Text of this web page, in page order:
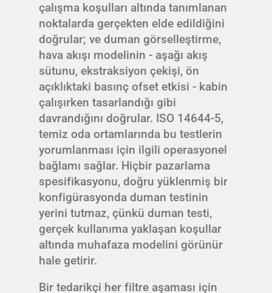
çalışma koşulları altında tanımlanan
noktalarda gerçekten elde edildiğini
doğrular; ve duman görselleştirme,
hava akışı modelinin - aşağı akış
sütunu, ekstraksiyon çekişi, ön
açıklıktaki basınç ofset etkisi - kabin
çalışırken tasarlandığı gibi
davrandığını doğrular. ISO 14644-5,
temiz oda ortamlarında bu testlerin
yorumlanması için ilgili operasyonel
bağlamı sağlar. Hiçbir pazarlama
spesifikasyonu, doğru yüklenmiş bir
konfigürasyonda duman testinin
yerini tutmaz, çünkü duman testi,
gerçek kullanıma yaklaşan koşullar
altında muhafaza modelini görünür
hale getirir.
Bir tedarikçi her filtre aşaması için